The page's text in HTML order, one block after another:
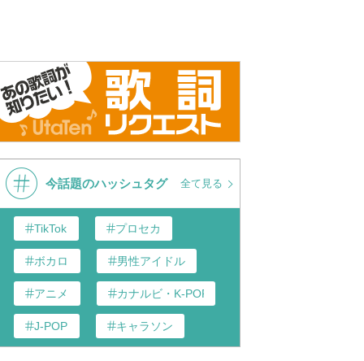
今話題のハッシュタグ 全て見る
TikTok プロセカ
ボカロ 男性アイドル
アニメ カナルビ・K-POP和訳
J-POP キャラソン